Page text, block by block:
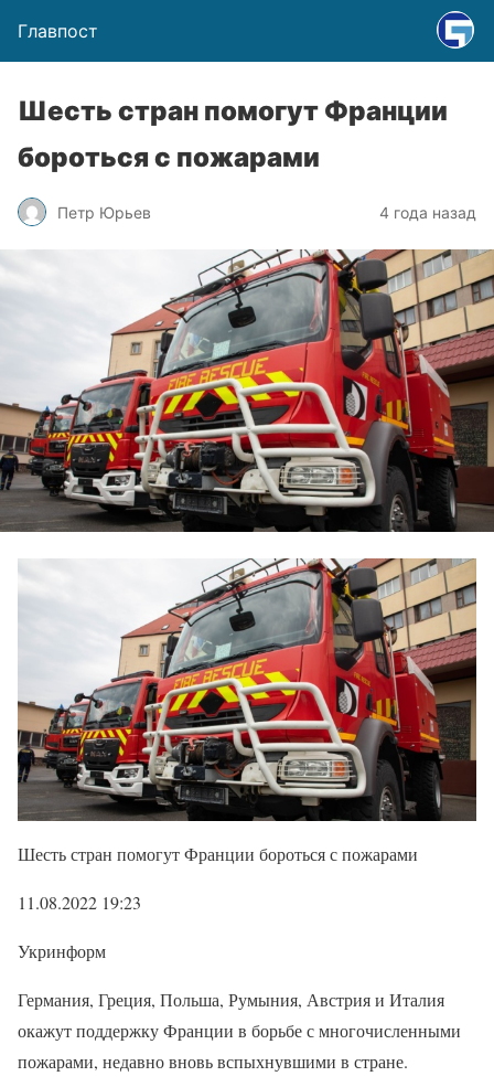
Главпост
Шесть стран помогут Франции
бороться с пожарами
Петр Юрьев 4 года назад
Шесть стран помогут Франции бороться с пожарами
11.08.2022 19:23
Укринформ
Германия, Греция, Польша, Румыния, Австрия и Италия
окажут поддержку Франции в борьбе с многочисленными
пожарами, недавно вновь вспыхнувшими в стране.